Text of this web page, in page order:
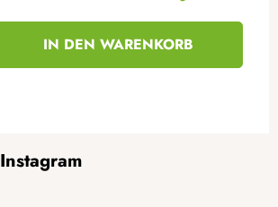
IN DEN WARENKORB
Instagram